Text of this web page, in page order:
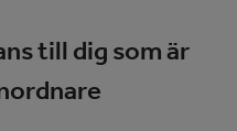
till dig som är